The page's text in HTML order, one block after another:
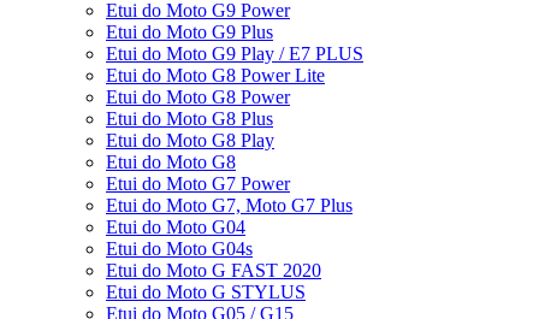
Etui do Moto G9 Power
Etui do Moto G9 Plus
Etui do Moto G9 Play / E7 PLUS
Etui do Moto G8 Power Lite
Etui do Moto G8 Power
Etui do Moto G8 Plus
Etui do Moto G8 Play
Etui do Moto G8
Etui do Moto G7 Power
Etui do Moto G7, Moto G7 Plus
Etui do Moto G04
Etui do Moto G04s
Etui do Moto G FAST 2020
Etui do Moto G STYLUS
Etui do Moto G05 / G15